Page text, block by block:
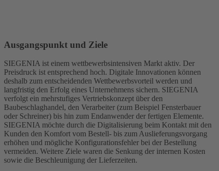
Ausgangspunkt und Ziele
SIEGENIA ist einem wettbewerbsintensiven Markt aktiv. Der
Preisdruck ist entsprechend hoch. Digitale Innovationen können
deshalb zum entscheidenden Wettbewerbsvorteil werden und
langfristig den Erfolg eines Unternehmens sichern. SIEGENIA
verfolgt ein mehrstufiges Vertriebskonzept über den
Baubeschlaghandel, den Verarbeiter (zum Beispiel Fensterbauer
oder Schreiner) bis hin zum Endanwender der fertigen Elemente.
SIEGENIA möchte durch die Digitalisierung beim Kontakt mit den
Kunden den Komfort vom Bestell- bis zum Auslieferungsvorgang
erhöhen und mögliche Konfigurationsfehler bei der Bestellung
vermeiden. Weitere Ziele waren die Senkung der internen Kosten
sowie die Beschleunigung der Lieferzeiten.